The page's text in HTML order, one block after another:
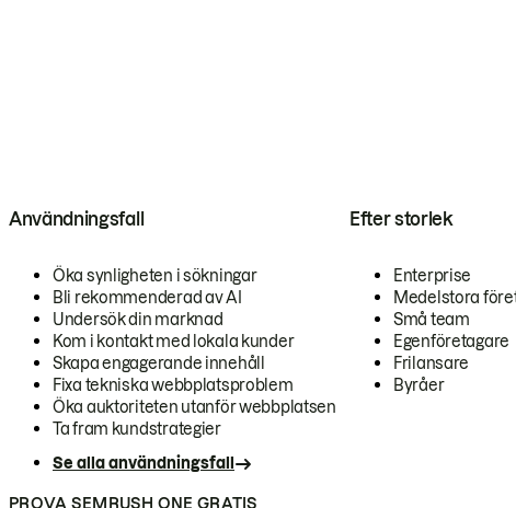
Användningsfall
Öka synligheten i sökningar
Bli rekommenderad av AI
Undersök din marknad
Kom i kontakt med lokala kunder
Skapa engagerande innehåll
Fixa tekniska webbplatsproblem
Öka auktoriteten utanför webbplatsen
Ta fram kundstrategier
Se alla användningsfall
Efter storlek
Enterprise
Medelstora
Små team
Egenföretagare
Frilansare
Byråer
PROVA SEMRUSH ONE GRATIS